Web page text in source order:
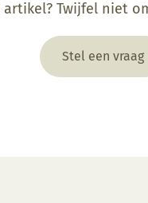
Twijfel niet
Stel een vraag